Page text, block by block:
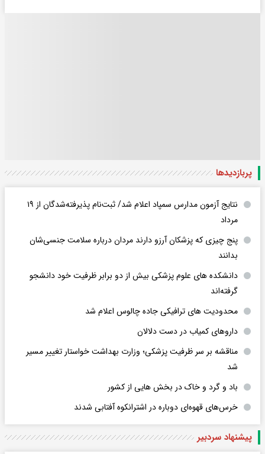
پربازدید‌ها
نتایج آزمون مدارس سمپاد اعلام شد/ ثبت‌نام پذیرفته‌شدگان از ۱۹
مرداد
پنج چیزی که پزشکان آرزو دارند مردان درباره سلامت جنسی‌شان
بدانند
دانشکده های علوم پزشکی بیش از دو برابر ظرفیت خود دانشجو
گرفته‌اند
محدودیت های ترافیکی جاده چالوس اعلام شد
داروهای کمیاب در دست دلالان
مناقشه بر سر ظرفیت پزشکی؛ وزارت بهداشت خواستار تغییر مسیر
شد
باد و گرد و خاک در بخش هایی از کشور
خرس‌های قهوه‌ای دوباره در اشترانکوه آفتابی شدند
پیشنهاد سردبیر